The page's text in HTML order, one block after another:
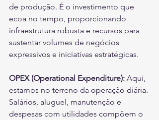
de produção. É o investimento que
ecoa no tempo, proporcionando
infraestrutura robusta e recursos para
sustentar volumes de negócios
expressivos e iniciativas estratégicas.
OPEX (Operational Expenditure): Aqui,
estamos no terreno da operação diária.
Salários, aluguel, manutenção e
despesas com utilidades compõem o